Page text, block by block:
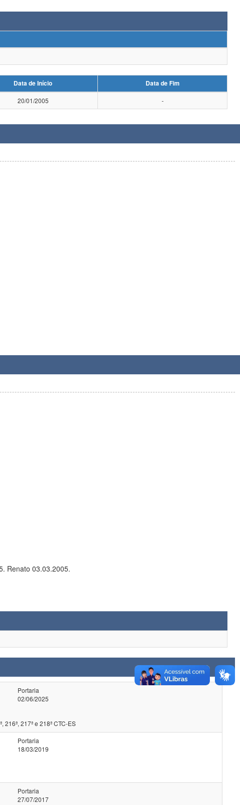
Data de Início
Data de Fim
20/01/2005 -
em 20.01.2005. Renato 03.03.2005.
Portaria
02/06/2025
217ª e 218ª CTC-ES
Portaria
18/03/2019
Portaria
27/07/2017